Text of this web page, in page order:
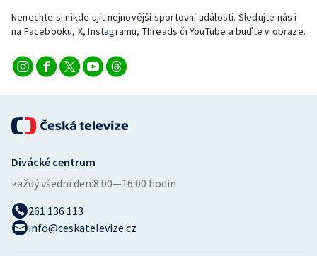
Nenechte si nikde ujít nejnovější sportovní události. Sledujte nás i
na Facebooku, X, Instagramu, Threads či YouTube a buďte v obraze.
Divácké centrum
každý všední den:8:00—16:00 hodin
261 136 113
info@ceskatelevize.cz